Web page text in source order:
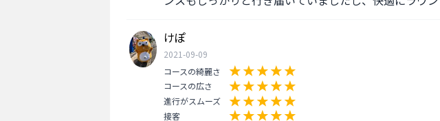
けぽ
2021-09-09
コースの綺麗さ
コースの広さ
進行がスムーズ
接客